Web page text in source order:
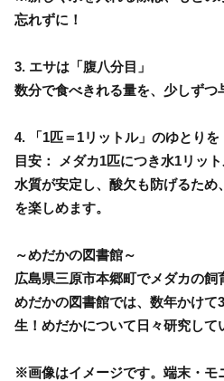
忘れずに！
3. エサは「腹八分目」
数分で食べきれる量を、少しずつ
4. 「1匹＝1リットル」のゆとりを
目安： メダカ1匹につき水1リッ
水質が安定し、酸欠も防げるため
を楽しめます。
～めだかの図書館～
広島県三原市本郷町でメダカの飼
めだかの図書館では、数年かけて
生！めだかについて日々研究して
※画像はイメージです。端末・モ